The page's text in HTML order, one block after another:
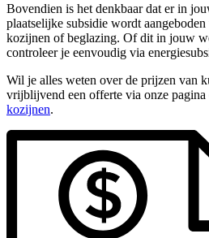
Bovendien is het denkbaar dat er in
plaatselijke subsidie wordt
kozijnen of beglazing. Of dit in jouw
controleer je eenvoudig via
Wil je alles weten over de prijzen van
vrijblijvend een offerte via onze pagina
kozijnen.